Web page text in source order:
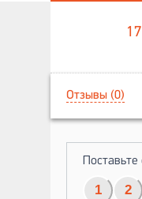
Отзывы (0)
Поставьте
1 2